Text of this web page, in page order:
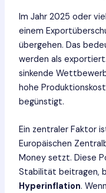
Im Jahr 2025 oder
einem
übergehen. Das
werden als
sinkende
hohe
begünstigt.
Ein zentraler Faktor
Europäischen
Money setzt. Diese
Stabilität beitragen,
Hyperinflation.